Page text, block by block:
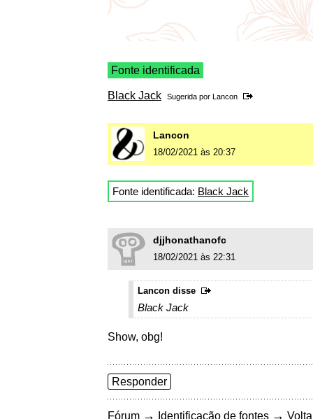
Fonte identificada
Black Jack Sugerida por Lancon
Lancon
18/02/2021 às 20:37
Fonte identificada: Black Jack
djjhonathanofc
18/02/2021 às 22:31
Lancon disse
Black Jack
Show, obg!
Responder
Fórum → Identificação de fontes →